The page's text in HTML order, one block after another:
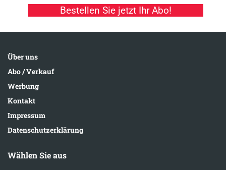
Bestellen Sie jetzt Ihr Abo!
Über uns
Abo / Verkauf
Werbung
Kontakt
Impressum
Datenschutzerklärung
Wählen Sie aus